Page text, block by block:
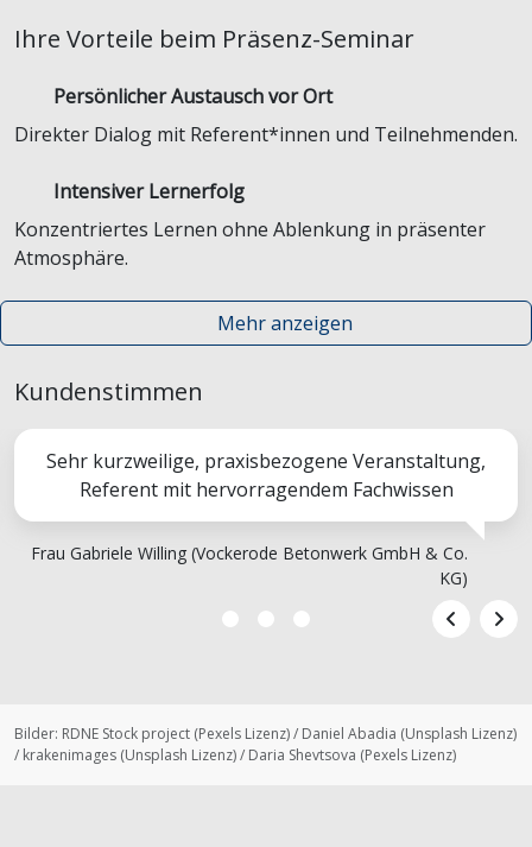
Ihre Vorteile beim Präsenz-Seminar
Persönlicher Austausch vor Ort
Direkter Dialog mit Referent*innen und Teilnehmenden.
Intensiver Lernerfolg
Konzentriertes Lernen ohne Ablenkung in präsenter
Atmosphäre.
Mehr anzeigen
Kundenstimmen
Sehr kurzweilige, praxisbezogene Veranstaltung,
Referent mit hervorragendem Fachwissen
Frau Gabriele Willing (Vockerode Betonwerk GmbH & Co.
KG)
Bilder: RDNE Stock project (Pexels Lizenz)/ Daniel Abadia (Unsplash Lizenz)
/ krakenimages (Unsplash Lizenz)/ Daria Shevtsova (Pexels Lizenz)